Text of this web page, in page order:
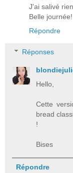
J'ai salivé
Belle journée!
Répondre
Réponses
Hello,
Cette
bread
!
Bises
Répondre